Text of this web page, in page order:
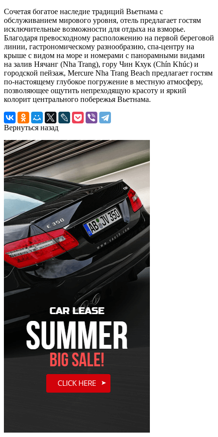
Сочетая богатое наследие традиций Вьетнама с
обслуживанием мирового уровня, отель предлагает гостям
исключительные возможности для отдыха на взморье.
Благодаря превосходному расположению на первой береговой
линии, гастрономическому разнообразию, спа-центру на
крыше с видом на море и номерами с панорамными видами
на залив Нячанг (Nha Trang), гору Чин Кхук (Chín Khúc) и
городской пейзаж, Mercure Nha Trang Beach предлагает гостям
по-настоящему глубокое погружение в местную атмосферу,
позволяющее ощутить непреходящую красоту и яркий
колорит центрального побережья Вьетнама.
Вернуться назад